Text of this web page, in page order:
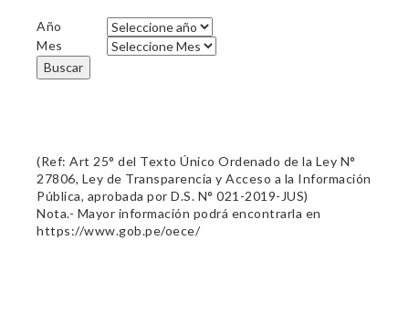
Año
Mes
Buscar
(Ref: Art 25° del Texto Único Ordenado de la Ley N°
27806, Ley de Transparencia y Acceso a la Información
Pública, aprobada por D.S. N° 021-2019-JUS)
Nota.- Mayor información podrá encontrarla en
https://www.gob.pe/oece/